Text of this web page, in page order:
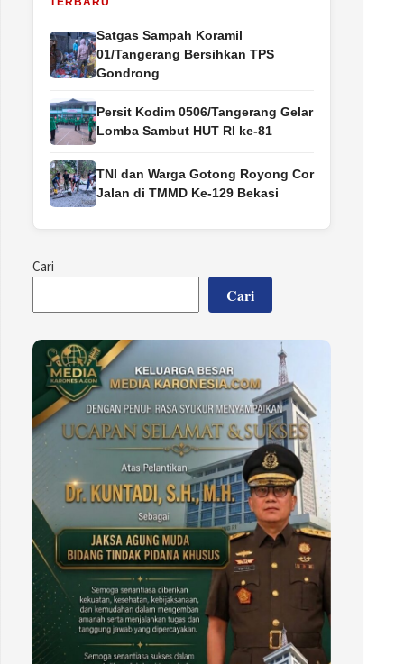
Satgas Sampah Koramil
01/Tangerang Bersihkan TPS
Gondrong
Persit Kodim 0506/Tangerang Gelar
Lomba Sambut HUT RI ke-81
TNI dan Warga Gotong Royong Cor
Jalan di TMMD Ke-129 Bekasi
Cari
Cari